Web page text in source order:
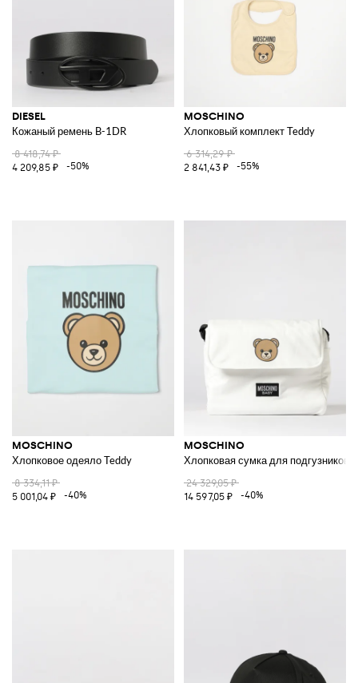
DIESEL
Кожаный ремень B-1DR
8 418,74 ₽
4 209,85 ₽
-50%
MOSCHINO
Хлопковый комплект Teddy
6 314,29 ₽
2 841,43 ₽
-55%
MOSCHINO
Хлопковое одеяло Teddy
8 334,11 ₽
5 001,04 ₽
-40%
MOSCHINO
Хлопковая сумка для подгузников
24 329,05 ₽
14 597,05 ₽
-40%